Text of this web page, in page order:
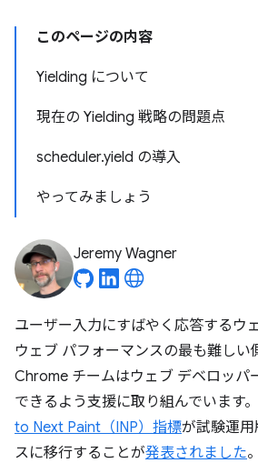
このページの内容
Yielding について
現在の Yielding 戦略の問題点
scheduler.yield の導入
やってみましょう
Jeremy Wagner
ユーザー入力にすばやく応答するウ
ウェブ パフォーマンスの最も難しい
Chrome チームはウェブ デベロッパ
できるよう支援に取り組んでいます。
to Next Paint（INP）指標が試験運
スに移行することが発表されました